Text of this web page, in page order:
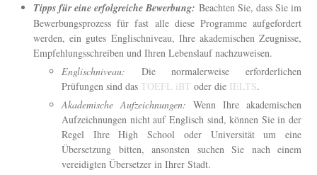
Tipps für eine erfolgreiche Bewerbung: Beachten Sie, dass Sie im
Bewerbungsprozess für fast alle diese Programme aufgefordert
werden, ein gutes Englischniveau, Ihre akademischen Zeugnisse,
Empfehlungsschreiben und Ihren Lebenslauf nachzuweisen.
Englischniveau: Die normalerweise erforderlichen
Prüfungen sind das TOEFL iBT oder die IELTS.
Akademische Aufzeichnungen: Wenn Ihre akademischen
Aufzeichnungen nicht auf Englisch sind, können Sie in der
Regel Ihre High School oder Universität um eine
Übersetzung bitten, ansonsten suchen Sie nach einem
vereidigten Übersetzer in Ihrer Stadt.